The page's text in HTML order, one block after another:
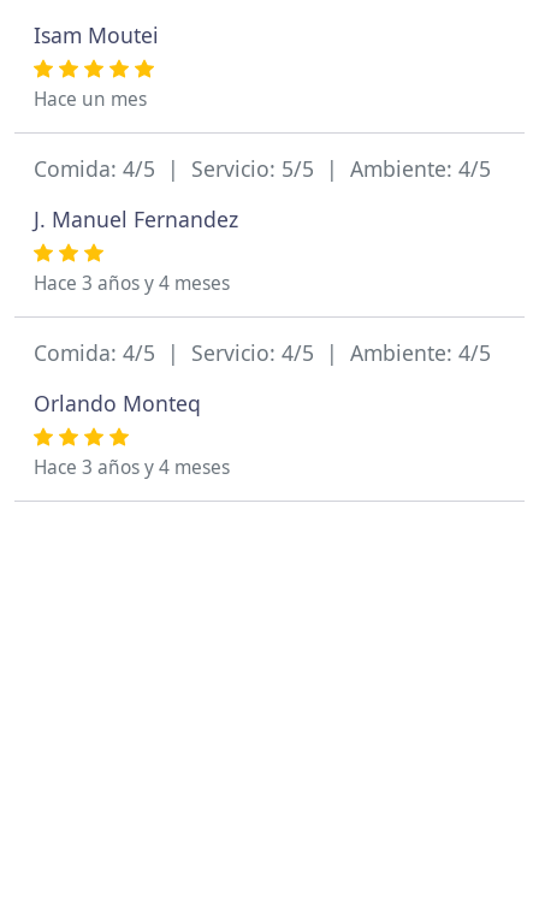
Isam Moutei
Hace un mes
Comida: 4/5 | Servicio: 5/5 | Ambiente: 4/5
J. Manuel Fernandez
Hace 3 años y 4 meses
Comida: 4/5 | Servicio: 4/5 | Ambiente: 4/5
Orlando Monteq
Hace 3 años y 4 meses